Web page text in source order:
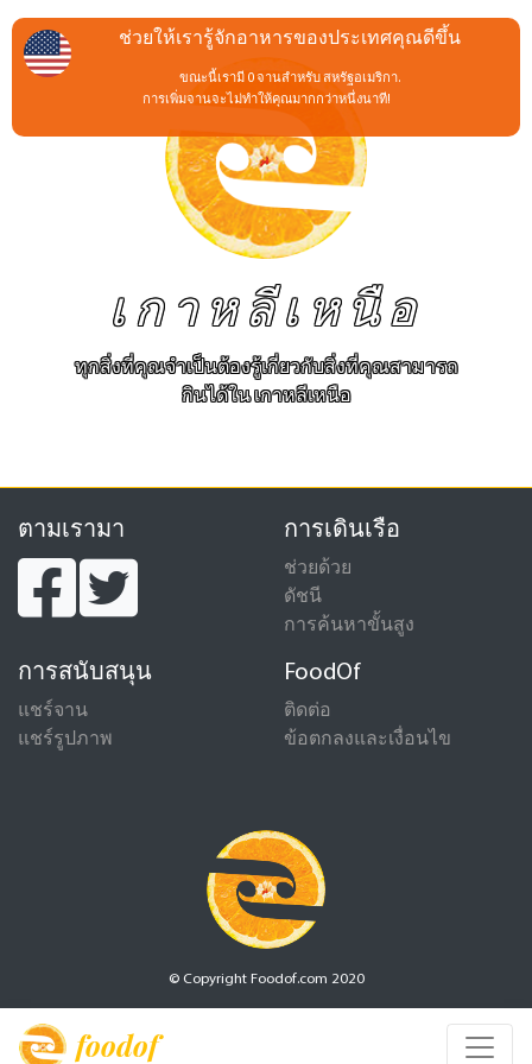
foodof
เกาหลีเหนือ
ทุกสิ่งที่คุณจำเป็นต้องรู้เกี่ยวกับสิ่งที่คุณสามารถ
กินได้ใน เกาหลีเหนือ
ตามเรามา การเดินเรือ
ช่วยด้วย
ดัชนี
การค้นหาขั้นสูง
การสนับสนุน
แชร์จาน
แชร์รูปภาพ
FoodOf
ติดต่อ
ข้อตกลงและเงื่อนไข
© Copyright Foodof.com 2020
ช่วยให้เรารู้จักอาหารของประเทศคุณดีขึ้น
ขณะนี้เรามี 0 จานสำหรับ สหรัฐอเมริกา.
การเพิ่มจานจะไม่ทำให้คุณมากกว่าหนึ่งนาที!